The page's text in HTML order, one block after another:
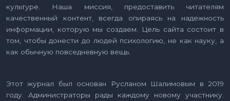
культуре. Наша миссия, предоставить читателям
качественный контент, всегда опираясь на надежность
информации, которую мы создаем. Цель сайта состоит в
том, чтобы донести до людей психологию, не как науку, а
как обычную повседневную вещь.
Этот журнал был основан Русланом Шалимовым в 2019
году. Администраторы рады каждому новому участнику.